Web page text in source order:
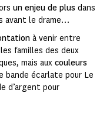
un enjeu de plus dans
avant le drame…
à venir entre
familles des deux
mais aux couleurs
bande écarlate pour Le
d’argent pour